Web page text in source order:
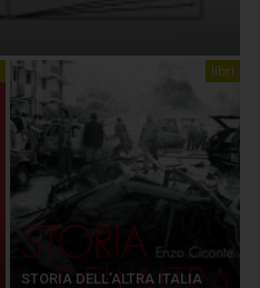
libri
STORIA DELL’ALTRA ITALIA